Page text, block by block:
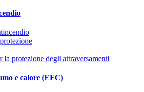
la protezione degli attraversamenti
e calore (EFC)